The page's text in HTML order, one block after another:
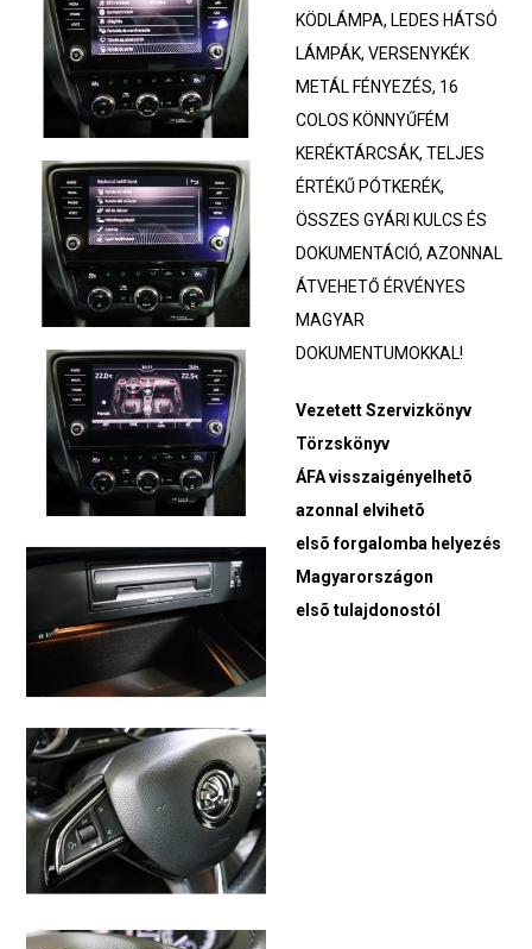
KÖDLÁMPA, LEDES HÁTSÓ
LÁMPÁK, VERSENYKÉK
METÁL FÉNYEZÉS, 16
COLOS KÖNNYŰFÉM
KERÉKTÁRCSÁK, TELJES
ÉRTÉKŰ PÓTKERÉK,
ÖSSZES GYÁRI KULCS ÉS
DOKUMENTÁCIÓ, AZONNAL
ÁTVEHETŐ ÉRVÉNYES
MAGYAR
DOKUMENTUMOKKAL!
Vezetett Szervizkönyv
Törzskönyv
ÁFA visszaigényelhetõ
azonnal elvihetõ
elsõ forgalomba helyezés
Magyarországon
elsõ tulajdonostól